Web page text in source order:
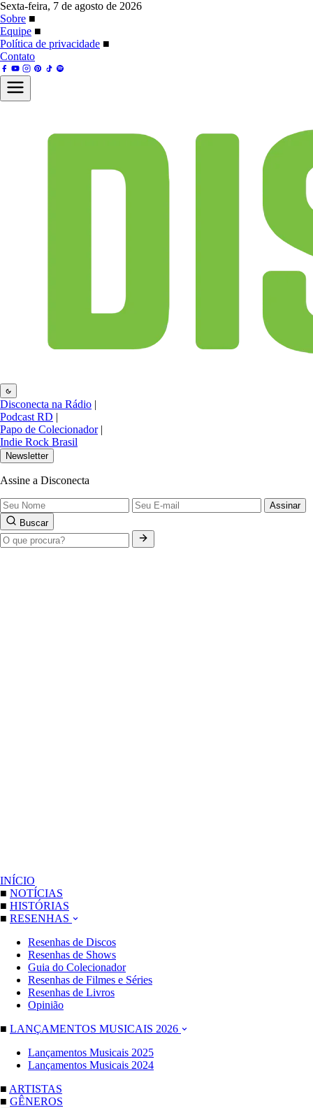
Sexta-feira, 7 de agosto de 2026
Sobre ■
Equipe ■
Política de privacidade ■
Contato
Disconecta na Rádio |
Podcast RD |
Papo de Colecionador |
Indie Rock Brasil
Newsletter
Assine a Disconecta
Assinar
Buscar
INÍCIO
■ NOTÍCIAS
■ HISTÓRIAS
■ RESENHAS
Resenhas de Discos
Resenhas de Shows
Guia do Colecionador
Resenhas de Filmes e Séries
Resenhas de Livros
Opinião
■ LANÇAMENTOS MUSICAIS 2026
Lançamentos Musicais 2025
Lançamentos Musicais 2024
■ ARTISTAS
■ GÊNEROS